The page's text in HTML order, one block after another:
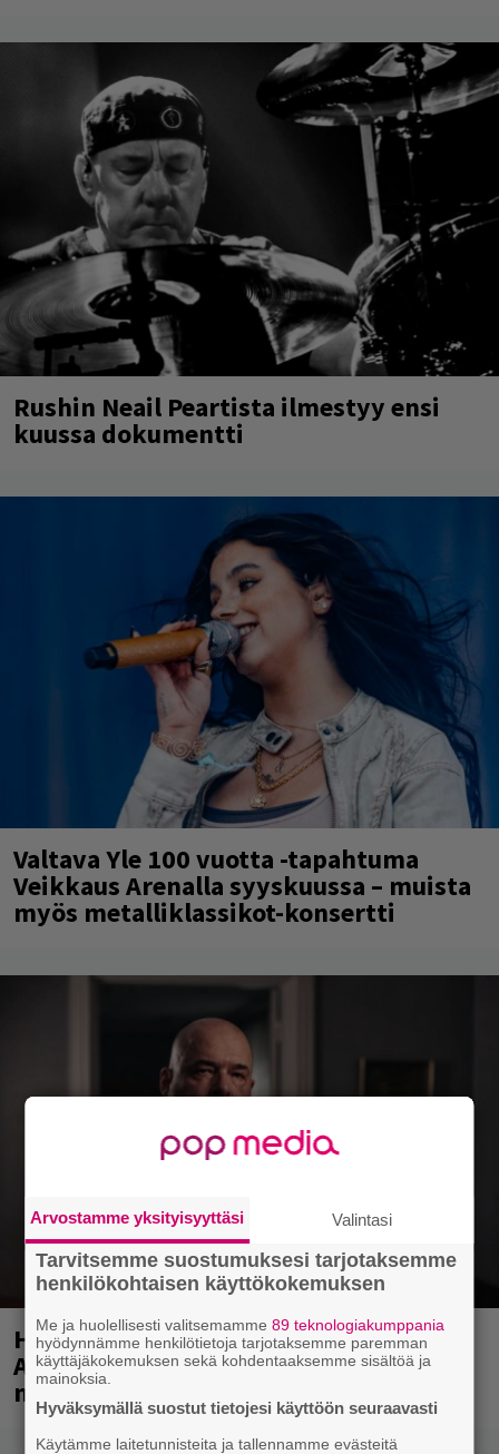
Rushin Neail Peartista ilmestyy ensi
kuussa dokumentti
Valtava Yle 100 vuotta -tapahtuma
Veikkaus Arenalla syyskuussa – muista
myös metalliklassikot-konsertti
Huomenna se ilmestyy – CMX:stä tutun
A.W. Yrjänän uutuusalbumi om
mammuttimainen kokonaisuus
Arvostamme yksityisyyttäsi Valintasi
Tarvitsemme suostumuksesi tarjotaksemme
henkilökohtaisen käyttökokemuksen
Me ja huolellisesti valitsemamme89 teknologiakumppania
hyödynnämme henkilötietoja tarjotaksemme paremman
käyttäjäkokemuksen sekä kohdentaaksemme sisältöä ja
mainoksia.
Hyväksymällä suostut tietojesi käyttöön seuraavasti
Käytämme laitetunnisteita ja tallennamme evästeitä